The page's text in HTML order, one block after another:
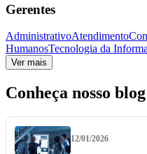
Gerentes
AdministrativoAtendimento
HumanosTecnologia da
Ver mais
Conheça nosso blog
12/01/2026